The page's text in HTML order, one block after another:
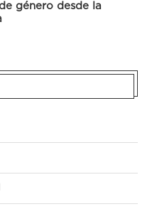
género desde la